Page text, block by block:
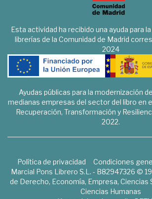
Esta actividad ha recibido una ayuda para
librerías de la Comunidad de Madrid
2024
Ayudas públicas para la modernización
medianas empresas del sector del libro en
Recuperación, Transformación y
2022.
Política de privacidad Condiciones
Marcial Pons Librero S.L. - B82947326 ©
de Derecho, Economía, Empresa, Ciencias
Ciencias Humanas